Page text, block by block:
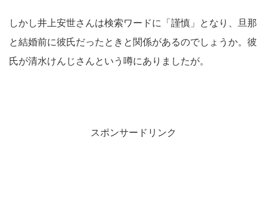
しかし井上安世さんは検索ワードに「謹慎」となり、旦那
と結婚前に彼氏だったときと関係があるのでしょうか。彼
氏が清水けんじさんという噂にありましたが。
スポンサードリンク